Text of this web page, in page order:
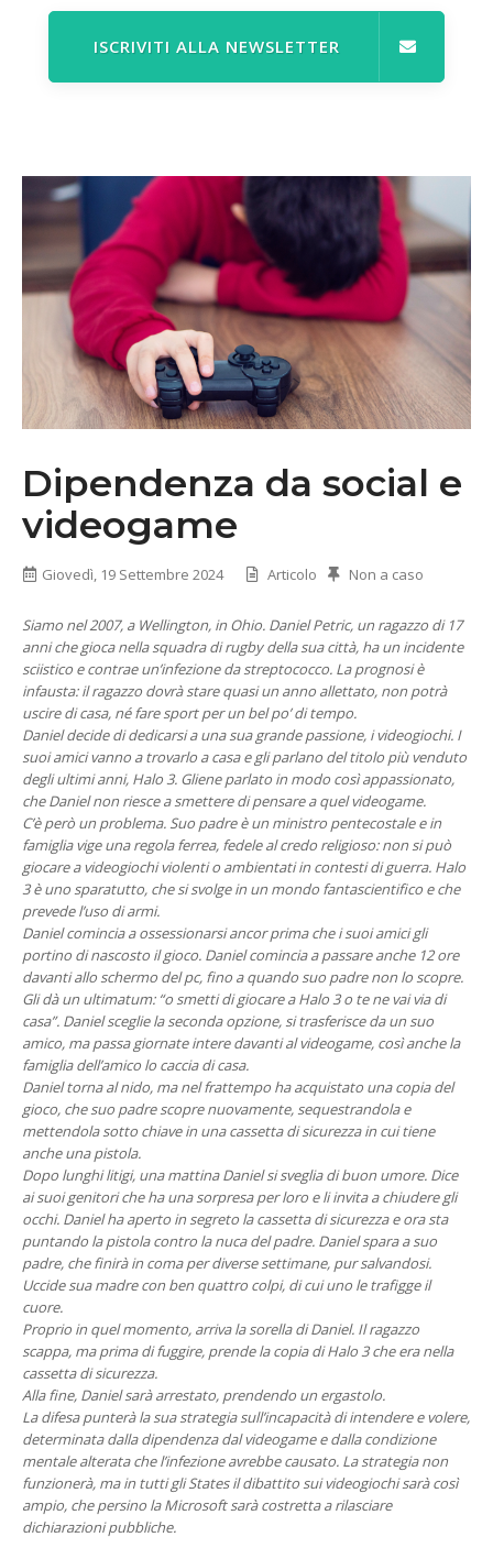
ISCRIVITI ALLA NEWSLETTER
Dipendenza da social e
videogame
Giovedì, 19 Settembre 2024 Articolo Non a caso
Siamo nel 2007, a Wellington, in Ohio. Daniel Petric, un ragazzo di 17
anni che gioca nella squadra di rugby della sua città, ha un incidente
sciistico e contrae un’infezione da streptococco. La prognosi è
infausta: il ragazzo dovrà stare quasi un anno allettato, non potrà
uscire di casa, né fare sport per un bel po’ di tempo.
Daniel decide di dedicarsi a una sua grande passione, i videogiochi. I
suoi amici vanno a trovarlo a casa e gli parlano del titolo più venduto
degli ultimi anni, Halo 3. Gliene parlato in modo così appassionato,
che Daniel non riesce a smettere di pensare a quel videogame.
C’è però un problema. Suo padre è un ministro pentecostale e in
famiglia vige una regola ferrea, fedele al credo religioso: non si può
giocare a videogiochi violenti o ambientati in contesti di guerra. Halo
3 è uno sparatutto, che si svolge in un mondo fantascientifico e che
prevede l’uso di armi.
Daniel comincia a ossessionarsi ancor prima che i suoi amici gli
portino di nascosto il gioco. Daniel comincia a passare anche 12 ore
davanti allo schermo del pc, fino a quando suo padre non lo scopre.
Gli dà un ultimatum: “o smetti di giocare a Halo 3 o te ne vai via di
casa”. Daniel sceglie la seconda opzione, si trasferisce da un suo
amico, ma passa giornate intere davanti al videogame, così anche la
famiglia dell’amico lo caccia di casa.
Daniel torna al nido, ma nel frattempo ha acquistato una copia del
gioco, che suo padre scopre nuovamente, sequestrandola e
mettendola sotto chiave in una cassetta di sicurezza in cui tiene
anche una pistola.
Dopo lunghi litigi, una mattina Daniel si sveglia di buon umore. Dice
ai suoi genitori che ha una sorpresa per loro e li invita a chiudere gli
occhi. Daniel ha aperto in segreto la cassetta di sicurezza e ora sta
puntando la pistola contro la nuca del padre. Daniel spara a suo
padre, che finirà in coma per diverse settimane, pur salvandosi.
Uccide sua madre con ben quattro colpi, di cui uno le trafigge il
cuore.
Proprio in quel momento, arriva la sorella di Daniel. Il ragazzo
scappa, ma prima di fuggire, prende la copia di Halo 3 che era nella
cassetta di sicurezza.
Alla fine, Daniel sarà arrestato, prendendo un ergastolo.
La difesa punterà la sua strategia sull’incapacità di intendere e volere,
determinata dalla dipendenza dal videogame e dalla condizione
mentale alterata che l’infezione avrebbe causato. La strategia non
funzionerà, ma in tutti gli States il dibattito sui videogiochi sarà così
ampio, che persino la Microsoft sarà costretta a rilasciare
dichiarazioni pubbliche.